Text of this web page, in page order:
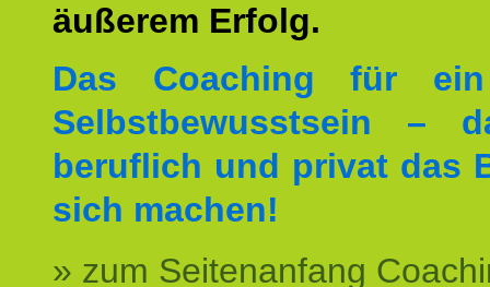
äußerem Erfolg.
Das Coaching für
Selbstbewusstsein –
beruflich und privat das
sich machen!
» zum Seitenanfang